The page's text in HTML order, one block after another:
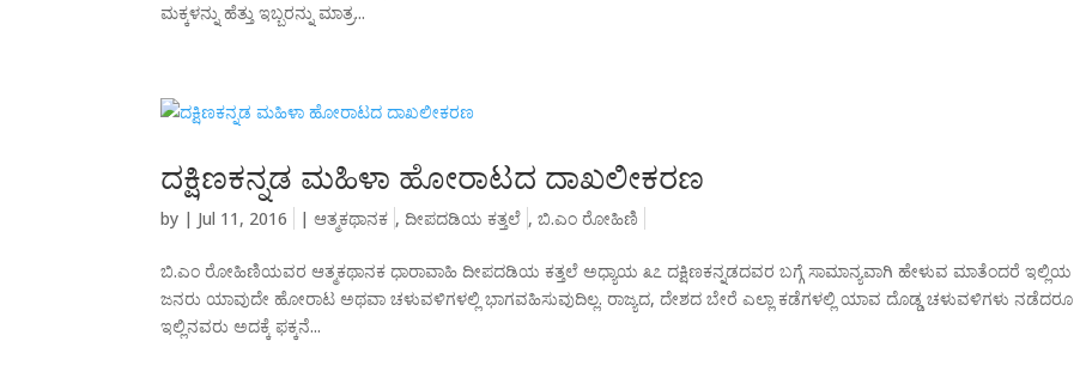
ಮಕ್ಕಳನ್ನು ಹೆತ್ತು ಇಬ್ಬರನ್ನು ಮಾತ್ರ...
ದಕ್ಷಿಣಕನ್ನಡ ಮಹಿಳಾ ಹೋರಾಟದ ದಾಖಲೀಕರಣ
by | Jul 11, 2016 |ಆತ್ಮಕಥಾನಕ ,ದೀಪದಡಿಯ ಕತ್ತಲೆ ,ಬಿ.ಎಂ ರೋಹಿಣಿ
ಬಿ.ಎಂ ರೋಹಿಣಿಯವರ ಆತ್ಮಕಥಾನಕ ಧಾರಾವಾಹಿ ದೀಪದಡಿಯ ಕತ್ತಲೆ ಅಧ್ಯಾಯ ೩೭ ದಕ್ಷಿಣಕನ್ನಡದವರ ಬಗ್ಗೆ ಸಾಮಾನ್ಯವಾಗಿ ಹೇಳುವ ಮಾತೆಂದರೆ ಇಲ್ಲಿಯ
ಜನರು ಯಾವುದೇ ಹೋರಾಟ ಅಥವಾ ಚಳುವಳಿಗಳಲ್ಲಿ ಭಾಗವಹಿಸುವುದಿಲ್ಲ. ರಾಜ್ಯದ, ದೇಶದ ಬೇರೆ ಎಲ್ಲಾ ಕಡೆಗಳಲ್ಲಿ ಯಾವ ದೊಡ್ಡ ಚಳುವಳಿಗಳು ನಡೆದರೂ
ಇಲ್ಲಿನವರು ಅದಕ್ಕೆ ಫಕ್ಕನೆ...